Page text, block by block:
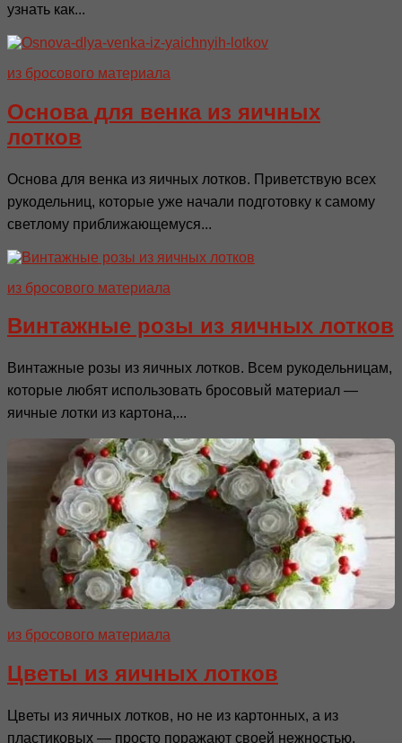
узнать как...
из бросового материала
Основа для венка из яичных
лотков
Основа для венка из яичных лотков. Приветствую всех
рукодельниц, которые уже начали подготовку к самому
светлому приближающемуся...
из бросового материала
Винтажные розы из яичных лотков
Винтажные розы из яичных лотков. Всем рукодельницам,
которые любят использовать бросовый материал —
яичные лотки из картона,...
из бросового материала
Цветы из яичных лотков
Цветы из яичных лотков, но не из картонных, а из
пластиковых — просто поражают своей нежностью,